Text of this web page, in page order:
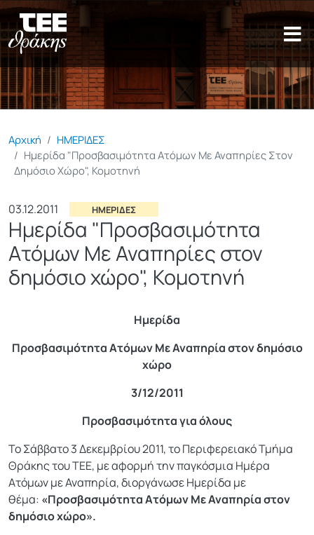
Παράκαμψη προς το κυρίως
Αρχική
ΗΜΕΡΙΔΕΣ
Ημερίδα "Προσβασιμότητα Ατόμων Με Αναπηρίες Στον
Δημόσιο Χώρο", Κομοτηνή
03.12.2011 ΗΜΕΡΙΔΕΣ
Ημερίδα "Προσβασιμότητα
Ατόμων Με Αναπηρίες στον
δημόσιο χώρο", Κομοτηνή
Ημερίδα
Προσβασιμότητα Ατόμων Με Αναπηρία στον δημόσιο
χώρο
3/12/2011
Προσβασιμότητα για όλους
Το Σάββατο 3 Δεκεμβρίου 2011, το Περιφερειακό Τμήμα
Θράκης του ΤΕΕ, με αφορμή την παγκόσμια Ημέρα
Ατόμων με Αναπηρία, διοργάνωσε Ημερίδα με
θέμα: «Προσβασιμότητα Ατόμων Με Αναπηρία στον
δημόσιο χώρο».